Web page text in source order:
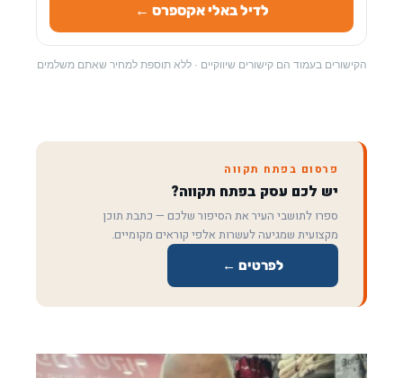
לדיל באלי אקספרס ←
הקישורים בעמוד הם קישורים שיווקיים · ללא תוספת למחיר שאתם משלמים
פרסום בפתח תקווה
יש לכם עסק בפתח תקווה?
ספרו לתושבי העיר את הסיפור שלכם — כתבת תוכן
מקצועית שמגיעה לעשרות אלפי קוראים מקומיים.
לפרטים ←